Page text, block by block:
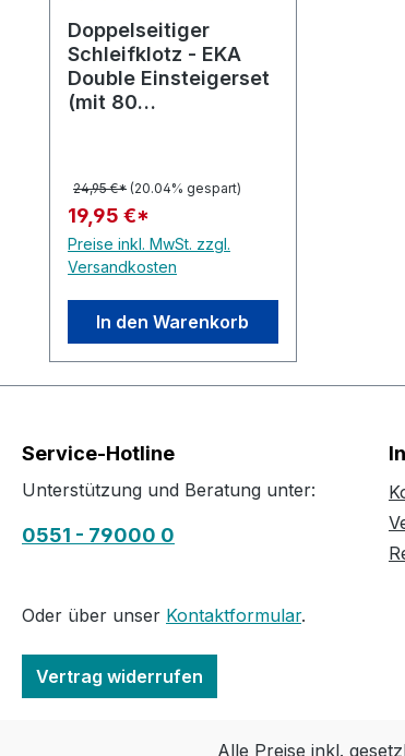
Durchschnittliche Bewertung von 5 von
Doppelseitiger
Schleifklotz - EKA
Double Einsteigerset
(mit 80
24,95 €* (20.04% gespart)
19,95 €*
Preise inkl. MwSt. zzgl.
Versandkosten
In den Warenkorb
Service-Hotline
Unterstützung und Beratung unter:
0551 - 79000 0
Oder über unser Kontaktformular.
Vertrag widerrufen
Alle Preise inkl.